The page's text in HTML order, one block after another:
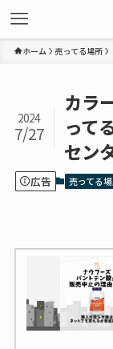
ホーム 売ってる場所
カラ
って
セン
2024
7/27
広告 売ってる